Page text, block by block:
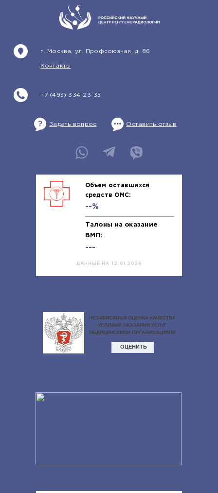
+7 (495) 334-23-35
г. Москва, ул. Профсоюзная, д. 86
Контакты
Задать вопрос Оставить отзыв
Объем оставшихся
средств ОМС:
--%
Талоны на оказание
ВМП:
---
ДАННЫЕ НА 12.01.2026